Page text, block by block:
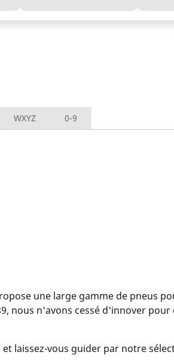
WXYZ 0-9
une large gamme de pneus
nous n'avons cessé d'innover
laissez-vous guider par notre